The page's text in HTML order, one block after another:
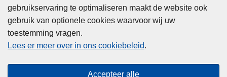
gebruikservaring te optimaliseren maakt de website ook
gebruik van optionele cookies waarvoor wij uw
toestemming vragen.
Lees er meer over in ons cookiebeleid.
Accepteer alle
Privacy
Cookies